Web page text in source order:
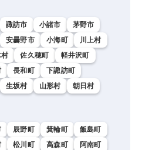
諏訪市 小諸市
茅野市
安曇野市 小海町
川上村
佐久穂町
軽井沢町
長和町
下諏訪町
生坂村 山形村
朝日村
辰野町 箕輪町
飯島町
松川町 高森町
阿南町